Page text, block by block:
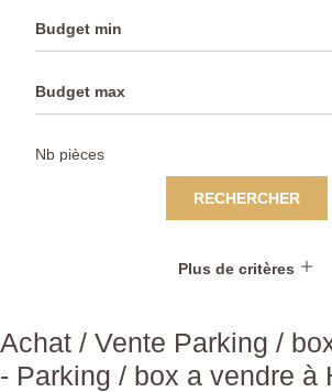
RECHERCHER
Plus de critères
Achat / Vente Parking /
- Parking / box a vendre à